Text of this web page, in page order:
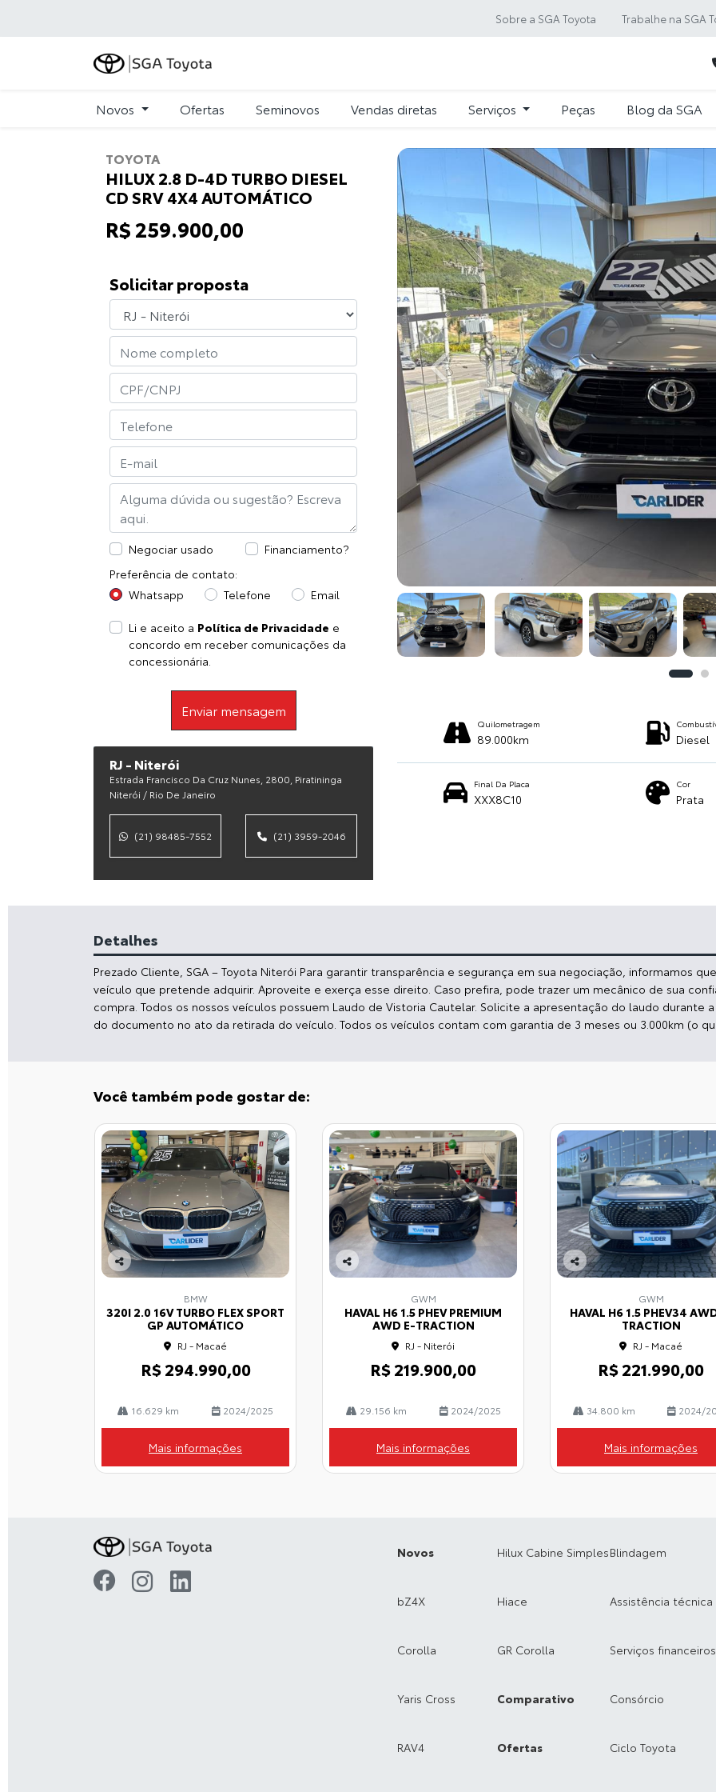
Sobre a SGA Toyota Trabalhe na SGA
Novos Ofertas Seminovos Vendas diretas Serviços Peças Blog da SGA
TOYOTA
HILUX 2.8 D-4D TURBO DIESEL
CD SRV 4X4 AUTOMÁTICO
R$ 259.900,00
RJ - Niterói
Estrada Francisco Da Cruz Nunes, 2800, Piratininga
Niterói / Rio De Janeiro
(21) 3959-2046
(21) 98485-7552
Solicitar proposta
Financiamento?
Negociar usado
Preferência de contato:
Whatsapp
Telefone Email
Li e aceito a Política de Privacidade e
concordo em receber comunicações da
concessionária.
Enviar mensagem
Previous
Diesel
Quilometragem
89.000km
Cor
Prata
Final Da Placa
XXX8C10
Detalhes
Prezado Cliente, SGA – Toyota Niterói Para garantir transparência e segurança em sua negociação, informamos
veículo que pretende adquirir. Aproveite e exerça esse direito. Caso prefira, pode trazer um mecânico de sua
compra. Todos os nossos veículos possuem Laudo de Vistoria Cautelar. Solicite a apresentação do laudo durante
do documento no ato da retirada do veículo. Todos os veículos contam com garantia de 3 meses ou 3.000km (o
Você também pode gostar de:
Co
lhe
BMW
320I 2.0 16V TURBO FLEX SPORT
GP AUTOMÁTICO
RJ - Macaé
R$ 294.990,00
16.629 km 2024/2025
Mais informações
Co
lhe
GWM
HAVAL H6 1.5 PHEV PREMIUM
AWD E-TRACTION
RJ - Niterói
R$ 219.900,00
29.156 km 2024/2025
Mais informações
Co
lhe
GWM
HAVAL H6 1.5 PHEV34
TRACTION
RJ - Macaé
R$ 221.990,00
34.800 km 2024/
Mais informações
Novos
bZ4X
Corolla
Yaris Cross
RAV4
Hilux Cabine Simples
Hiace
GR Corolla
Comparativo
Ofertas
Blindagem
Assistência técnica
Serviços financeiros
Consórcio
Ciclo Toyota